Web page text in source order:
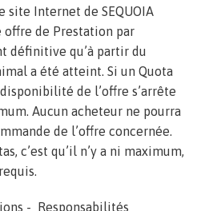
Internet de SEQUOIA
offre de Prestation par
définitive qu’à partir du
a été atteint. Si un Quota
de l’offre s’arrête
Aucun acheteur ne pourra
de l’offre concernée.
c’est qu’il n’y a ni maximum,
- Responsabilités